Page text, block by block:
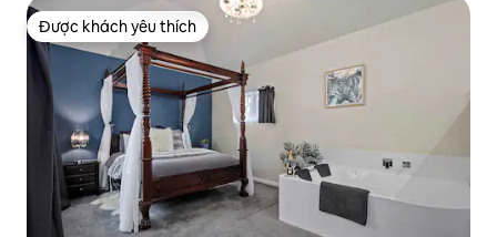
Được khách yêu thích
Được khách yêu thích